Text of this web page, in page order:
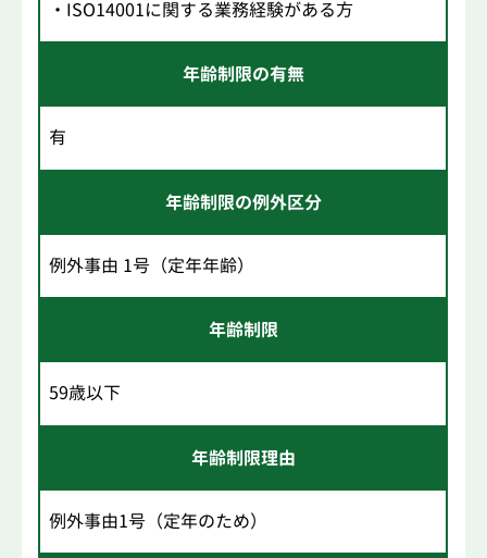
・ISO14001に関する業務経験がある方
年齢制限の有無
有
年齢制限の例外区分
例外事由 1号（定年年齢）
年齢制限
59歳以下
年齢制限理由
例外事由1号（定年のため）